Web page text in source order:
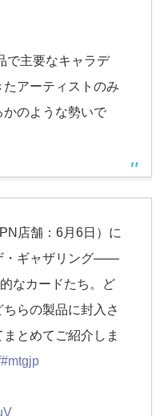
で主要なキャラデ
アーティストのみ
のような勢いで
店舗：6月6日）に
・ギャザリング——
なカードたち。ど
らの製品に封入さ
とめてご紹介しま
#mtgjp